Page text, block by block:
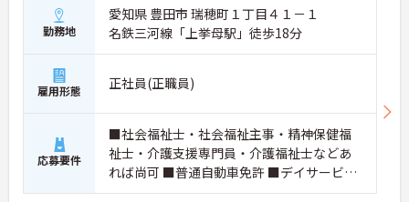
勤務地
愛知県 豊田市 瑞穂町１丁目４１－１
名鉄三河線「上挙母駅」徒歩18分
雇用形態 正社員(正職員)
応募要件
■社会福祉士・社会福祉主事・精神保健福
祉士・介護支援専門員・介護福祉士などあ
れば尚可 ■普通自動車免許 ■デイサービス
経験者